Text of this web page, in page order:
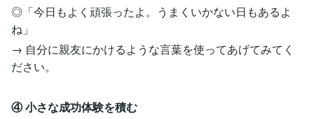
◎「今日もよく頑張ったよ。うまくいかない日もあるよ
ね」
→ 自分に親友にかけるような言葉を使ってあげてみてく
ださい。
④ 小さな成功体験を積む